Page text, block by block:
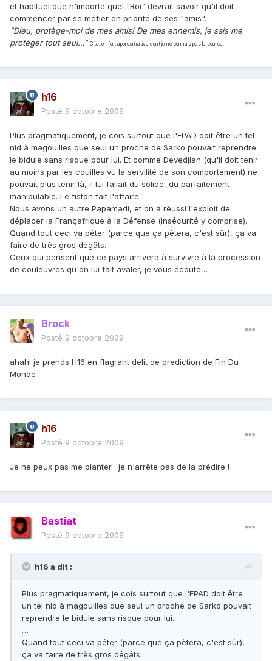
et habituel que n'importe quel "Roi" devrait savoir qu'il doit
commencer par se méfier en priorité de ses "amis".
"Dieu, protège-moi de mes amis! De mes ennemis, je sais me
protéger tout seul…" Citation fort approximative dont je ne connais pas la source.
h16
Posté 9 octobre 2009
Plus pragmatiquement, je cois surtout que l'EPAD doit être un tel
nid à magouilles que seul un proche de Sarko pouvait reprendre
le bidule sans risque pour lui. Et comme Devedjian (qu'il doit tenir
au moins par les couilles vu la servilité de son comportement) ne
pouvait plus tenir là, il lui fallait du solide, du parfaitement
manipulable. Le fiston fait l'affaire.
Nous avons un autre Papamadi, et on a réussi l'exploit de
déplacer la Françafrique à la Défense (insécurité y comprise).
Quand tout ceci va péter (parce que ça pètera, c'est sûr), ça va
faire de très gros dégâts.
Ceux qui pensent que ce pays arrivera à survivre à la procession
de couleuvres qu'on lui fait avaler, je vous écoute …
Brock
Posté 9 octobre 2009
ahah! je prends H16 en flagrant delit de prediction de Fin Du
Monde
h16
Posté 9 octobre 2009
Je ne peux pas me planter : je n'arrête pas de la prédire !
Bastiat
Posté 9 octobre 2009
h16 a dit :
Plus pragmatiquement, je cois surtout que l'EPAD doit être
un tel nid à magouilles que seul un proche de Sarko pouvait
reprendre le bidule sans risque pour lui.
…
Quand tout ceci va péter (parce que ça pètera, c'est sûr),
ça va faire de très gros dégâts.